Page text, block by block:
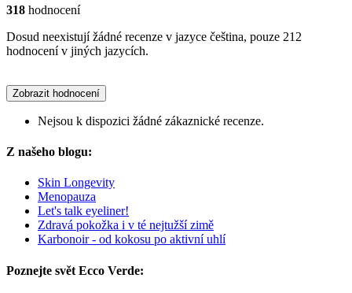
318 hodnocení
Dosud neexistují žádné recenze v jazyce čeština, pouze 212
hodnocení v jiných jazycích.
Zobrazit hodnocení
Nejsou k dispozici žádné zákaznické recenze.
Z našeho blogu:
Skin Longevity
Menopauza
Let's talk eyeliner!
Zdravá pokožka i v té nejtužší zimě
Karbonoir - od kokosu po aktivní uhlí
Poznejte svět Ecco Verde: